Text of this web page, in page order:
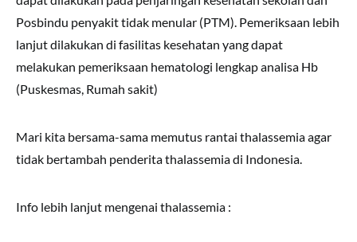
Posbindu penyakit tidak menular (PTM). Pemeriksaan lebih
lanjut dilakukan di fasilitas kesehatan yang dapat
melakukan pemeriksaan hematologi lengkap analisa Hb
(Puskesmas, Rumah sakit)
Mari kita bersama-sama memutus rantai thalassemia agar
tidak bertambah penderita thalassemia di Indonesia.
Info lebih lanjut mengenai thalassemia :